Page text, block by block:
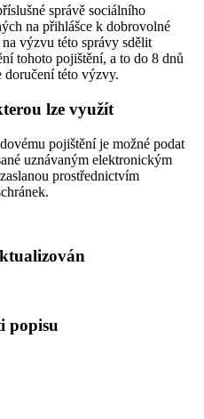
správě sociálního
na přihlášce k dobrovolné
výzvu této správy sdělit
tohoto pojištění, a to do 8 dnů
doručení této výzvy.
lze využít
pojištění je možné podat
uznávaným elektronickým
prostřednictvím
popisu